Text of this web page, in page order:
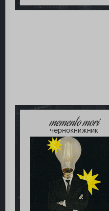
memento mori
чернокнижник